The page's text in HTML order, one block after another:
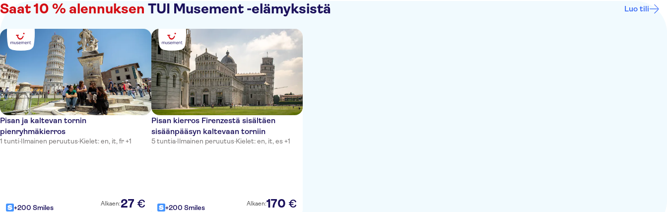
Saat 10 % alennuksen TUI Musement -elämyksistä Luo tili
Pisan ja kaltevan tornin
pienryhmäkierros
1 tunti·Ilmainen peruutus·Kielet: en, it, fr +1
+200 Smiles Alkaen:27 €
Pisan kierros Firenzestä sisältäen
sisäänpääsyn kaltevaan torniin
5 tuntia·Ilmainen peruutus·Kielet: en, it, es +1
+200 Smiles Alkaen:170 €